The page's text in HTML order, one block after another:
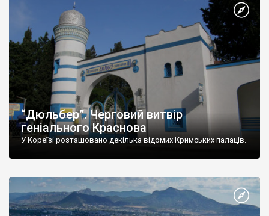
“Дюльбер”. Черговий витвір
геніального Краснова
У Кореїзі розташовано декілька відомих Кримських палаців.